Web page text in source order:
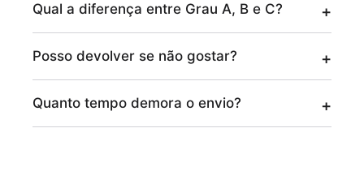
Qual a diferença entre Grau A, B e C?
Posso devolver se não gostar?
Quanto tempo demora o envio?